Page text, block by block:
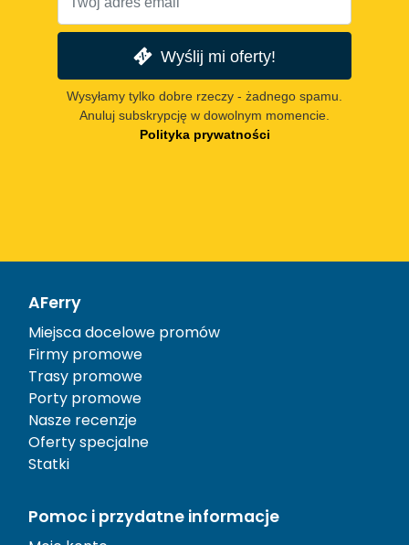
Wyślij mi oferty!
Wysyłamy tylko dobre rzeczy - żadnego spamu.
Anuluj subskrypcję w dowolnym momencie.
Polityka prywatności
AFerry
Miejsca docelowe promów
Firmy promowe
Trasy promowe
Porty promowe
Nasze recenzje
Oferty specjalne
Statki
Pomoc i przydatne informacje